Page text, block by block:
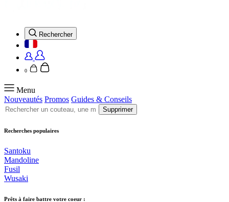
Rechercher
0
Menu
Nouveautés Promos Guides & Conseils
Supprimer
Recherches populaires
Santoku
Mandoline
Fusil
Wusaki
Prêts à faire battre votre coeur :